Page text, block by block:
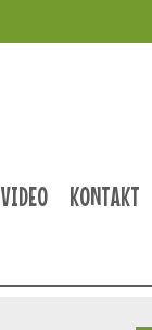
VIDEO KONTAKT